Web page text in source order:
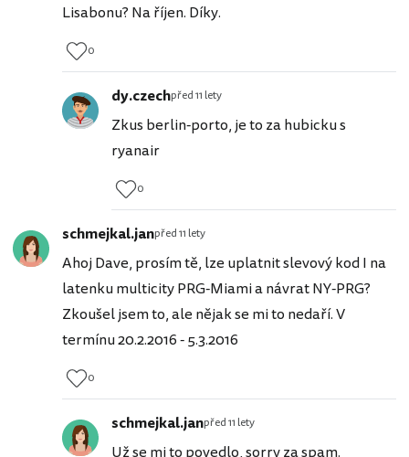
Lisabonu? Na říjen. Díky.
0
dy.czechpřed 11 lety
Zkus berlin-porto, je to za hubicku s
ryanair
0
schmejkal.janpřed 11 lety
Ahoj Dave, prosím tě, lze uplatnit slevový kod I na
latenku multicity PRG-Miami a návrat NY-PRG?
Zkoušel jsem to, ale nějak se mi to nedaří. V
termínu 20.2.2016 - 5.3.2016
0
schmejkal.janpřed 11 lety